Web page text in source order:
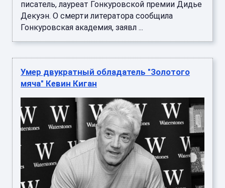
писатель, лауреат Гонкуровской премии Дидье
Декуэн. О смерти литератора сообщила
Гонкуровская академия, заявл ...
Умер двукратный обладатель "Золотого
мяча" Кевин Киган